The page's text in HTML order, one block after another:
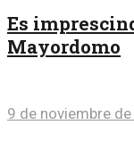
Es
Mayordomo
9 de noviembre de